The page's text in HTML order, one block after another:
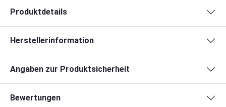
Produktdetails
Herstellerinformation
Angaben zur Produktsicherheit
Bewertungen